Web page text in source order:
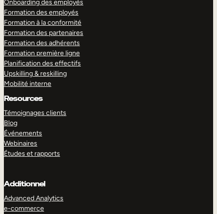
Onboarding des employés
Formation des employés
Formation à la conformité
Formation des partenaires
Formation des adhérents
Formation première ligne
Planification des effectifs
Upskilling & reskilling
Mobilité interne
Resources
Témoignages clients
Blog
Événements
Webinaires
Études et rapports
Additionnel
Advanced Analytics
e-commerce